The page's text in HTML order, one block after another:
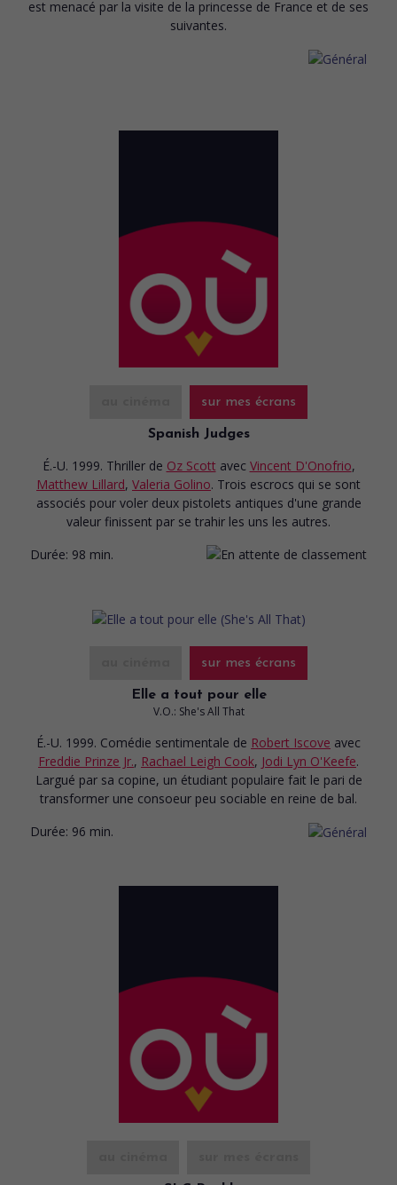
est menacé par la visite de la princesse de France et de ses
suivantes.
sur mes écrans
Spanish Judges
É.-U. 1999. Thriller de Oz Scott avec Vincent D'Onofrio,
Matthew Lillard, Valeria Golino. Trois escrocs qui se sont
associés pour voler deux pistolets antiques d'une grande
valeur finissent par se trahir les uns les autres.
Durée: 98 min.
sur mes écrans
Elle a tout pour elle
V.O.: She's All That
É.-U. 1999. Comédie sentimentale de Robert Iscove avec
Freddie Prinze Jr., Rachael Leigh Cook, Jodi Lyn O'Keefe.
Largué par sa copine, un étudiant populaire fait le pari de
transformer une consoeur peu sociable en reine de bal.
Durée: 96 min.